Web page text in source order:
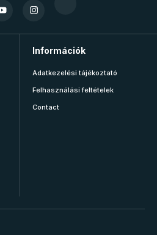
Információk
Adatkezelési tájékoztató
Felhasználási feltételek
Contact